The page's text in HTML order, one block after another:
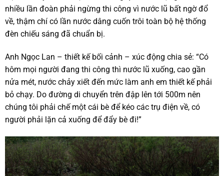
nhiều lần đoàn phải ngừng thi công vì nước lũ bất ngờ đổ
về, thậm chí có lần nước dâng cuốn trôi toàn bộ hệ thống
đèn chiếu sáng đã chuẩn bị.
Anh Ngọc Lan – thiết kế bối cảnh – xúc động chia sẻ: “Có
hôm mọi người đang thi công thì nước lũ xuống, cao gần
nửa mét, nước chảy xiết đến mức làm anh em thiết kế phải
bỏ chạy. Do đường di chuyển trên đập lên tới 500m nên
chúng tôi phải chế một cái bè để kéo các trụ điện về, có
người phải lặn cả xuống để đẩy bè đi!”